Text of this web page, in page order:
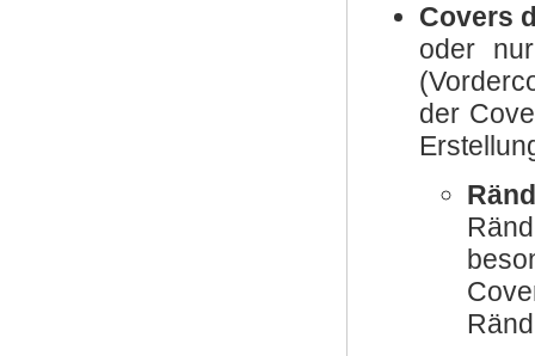
Covers
oder
der